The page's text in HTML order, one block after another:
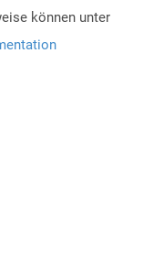
können unter